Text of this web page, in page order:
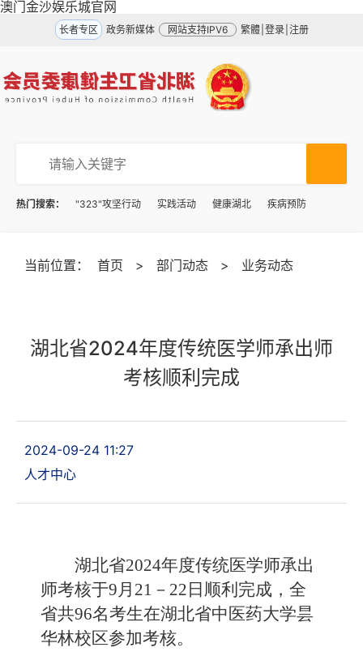
澳门金沙娱乐城官网
长者专区 政务新媒体 网站支持IPV6 繁體 登录 注册
热门搜索： "323"攻坚行动 实践活动 健康湖北 疾病预防
当前位置： 首页 > 部门动态 > 业务动态
湖北省2024年度传统医学师承出师
考核顺利完成
2024-09-24 11:27
人才中心
湖北省2024年度传统医学师承出
师考核于9月21－22日顺利 完成 ， 全
省共96名考生在湖北省中医药大学昙
华林校区参加考核。